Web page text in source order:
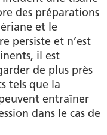
des préparations
et le
persiste et n’est
il est
de plus près
tels que la
entraîner
dans le cas de